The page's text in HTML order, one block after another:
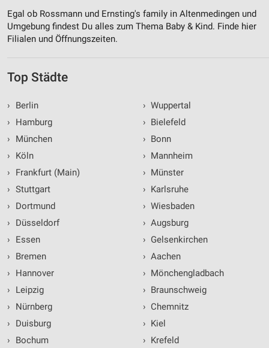
Egal ob Rossmann und Ernsting's family in Altenmedingen und
Umgebung findest Du alles zum Thema Baby & Kind. Finde hier
Filialen und Öffnungszeiten.
Top Städte
›
Berlin
›
Hamburg
›
München
›
Köln
›
Frankfurt (Main)
› Stuttgart
›
Dortmund
›
Düsseldorf
›
Essen
›
Bremen
›
Hannover
›
Leipzig
›
Nürnberg
›
Duisburg
›
Bochum
› Wuppertal
› Bielefeld
› Bonn
› Mannheim
› Münster
› Karlsruhe
› Wiesbaden
› Augsburg
› Gelsenkirchen
› Aachen
› Mönchengladbach
› Braunschweig
› Chemnitz
› Kiel
› Krefeld